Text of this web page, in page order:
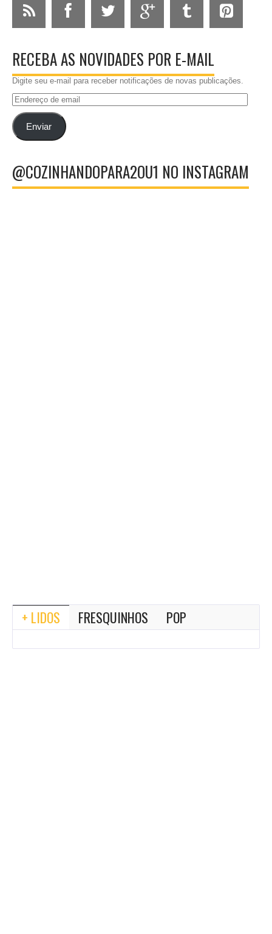
RECEBA AS NOVIDADES POR E-MAIL
Digite seu e-mail para receber notificações de novas publicações.
Endereço
emailEnviar
@COZINHANDOPARA2OU1 NO INSTAGRAM
+ LIDOS FRESQUINHOS POP